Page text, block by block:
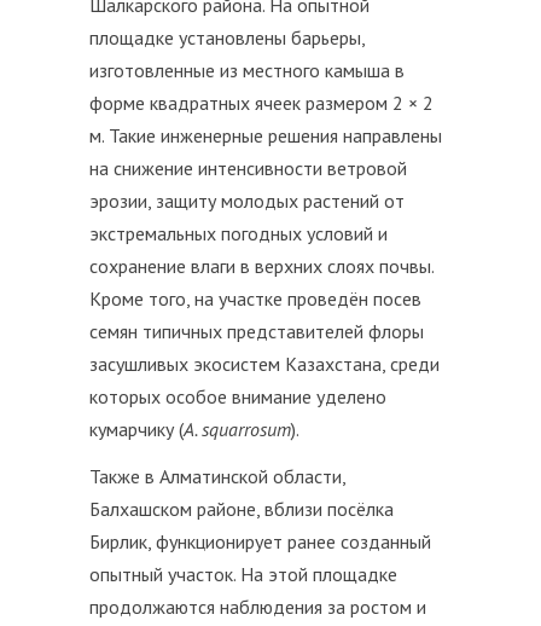
Шалкарского района. На опытной
площадке установлены барьеры,
изготовленные из местного камыша в
форме квадратных ячеек размером 2 × 2
м. Такие инженерные решения направлены
на снижение интенсивности ветровой
эрозии, защиту молодых растений от
экстремальных погодных условий и
сохранение влаги в верхних слоях почвы.
Кроме того, на участке проведён посев
семян типичных представителей флоры
засушливых экосистем Казахстана, среди
которых особое внимание уделено
кумарчику (A. squarrosum).
Также в Алматинской области,
Балхашском районе, вблизи посёлка
Бирлик, функционирует ранее созданный
опытный участок. На этой площадке
продолжаются наблюдения за ростом и